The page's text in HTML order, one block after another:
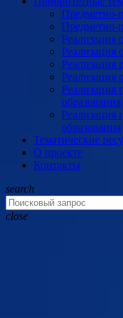
Предметно-
Предметно-
Реализация
Реализация
Реализация
Реализация
Реализация
образования
Реализация
образования
Тематические
О проекте
Контакты
search
close